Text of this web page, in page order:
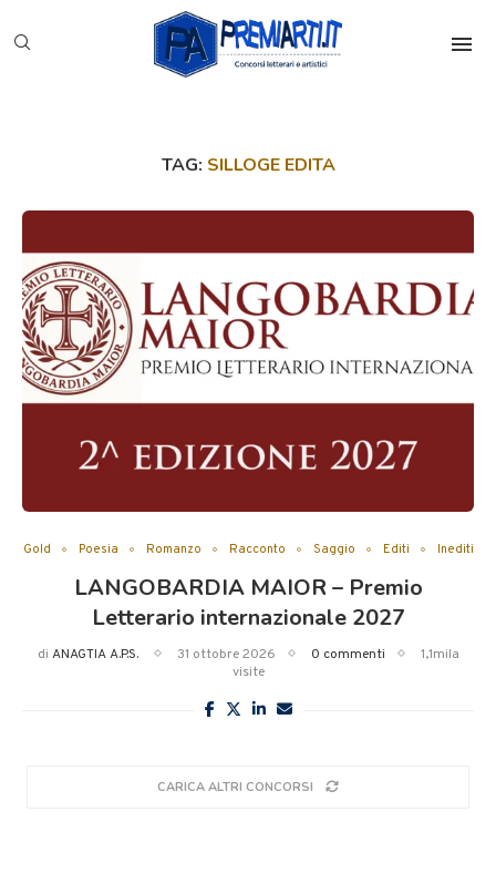
TAG: SILLOGE EDITA
Gold Poesia Romanzo Racconto Saggio Editi Inediti
LANGOBARDIA MAIOR – Premio
Letterario internazionale 2027
di ANAGTIA A.P.S. 31 ottobre 2026 0 commenti
1,1mila
visite
CARICA ALTRI CONCORSI